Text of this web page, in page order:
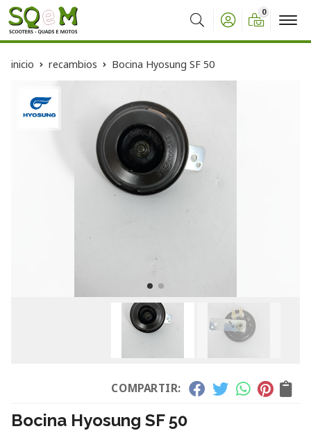
Buscar
0
inicio recambios Bocina Hyosung SF 50
COMPARTIR:
Bocina Hyosung SF 50